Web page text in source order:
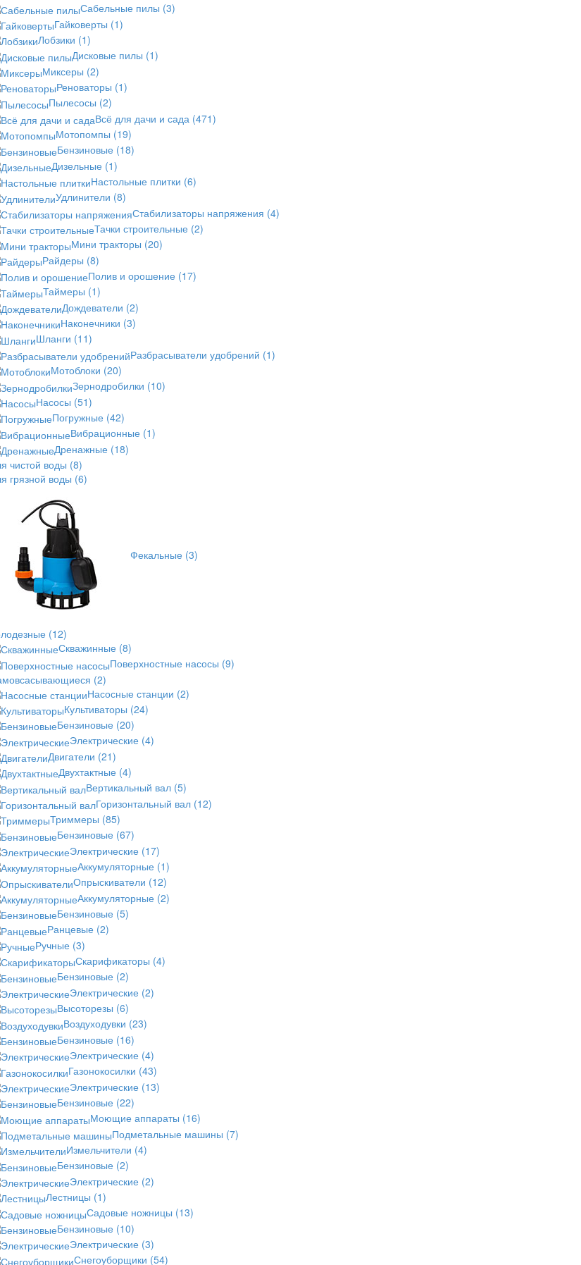
Сабельные пилы (3)
Гайковерты (1)
Лобзики (1)
Дисковые пилы (1)
Миксеры (2)
Реноваторы (1)
Пылесосы (2)
Всё для дачи и сада (471)
Мотопомпы (19)
Бензиновые (18)
Дизельные (1)
Настольные плитки (6)
Удлинители (8)
Стабилизаторы напряжения (4)
Тачки строительные (2)
Мини тракторы (20)
Райдеры (8)
Полив и орошение (17)
Таймеры (1)
Дождеватели (2)
Наконечники (3)
Шланги (11)
Разбрасыватели удобрений (1)
Мотоблоки (20)
Зернодробилки (10)
Насосы (51)
Погружные (42)
Вибрационные (1)
Дренажные (18)
чистой воды (8)
грязной воды (6)
Фекальные (3)
(12)
Скважинные (8)
Поверхностные насосы (9)
(2)
Насосные станции (2)
Культиваторы (24)
Бензиновые (20)
Электрические (4)
Двигатели (21)
Двухтактные (4)
Вертикальный вал (5)
Горизонтальный вал (12)
Триммеры (85)
Бензиновые (67)
Электрические (17)
Аккумуляторные (1)
Опрыскиватели (12)
Аккумуляторные (2)
Бензиновые (5)
Ранцевые (2)
Ручные (3)
Скарификаторы (4)
Бензиновые (2)
Электрические (2)
Высоторезы (6)
Воздуходувки (23)
Бензиновые (16)
Электрические (4)
Газонокосилки (43)
Электрические (13)
Бензиновые (22)
Моющие аппараты (16)
Подметальные машины (7)
Измельчители (4)
Бензиновые (2)
Электрические (2)
Лестницы (1)
Садовые ножницы (13)
Бензиновые (10)
Электрические (3)
Снегоуборщики (54)